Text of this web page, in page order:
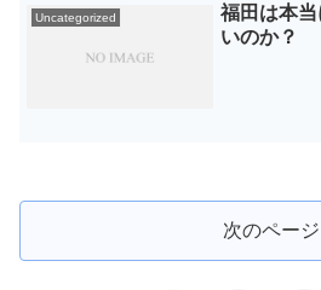
Uncategorized
福田は本
いのか？
次のページ